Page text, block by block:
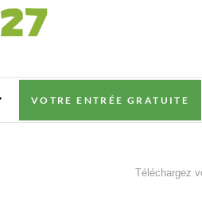
VOTRE ENTRÉE GRATUITE
Téléchargez